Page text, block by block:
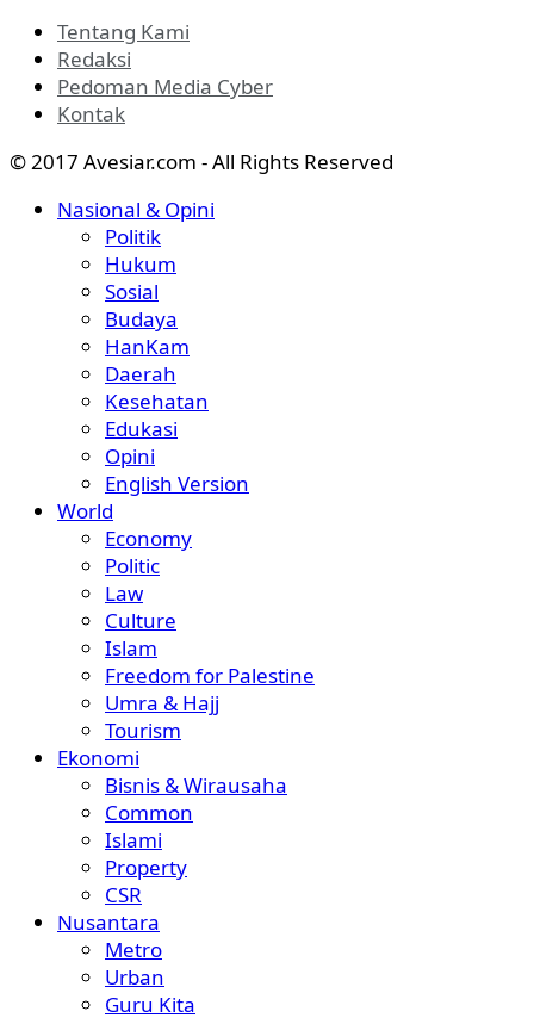
Tentang Kami
Redaksi
Pedoman Media Cyber
Kontak
© 2017 Avesiar.com - All Rights Reserved
Nasional & Opini
Politik
Hukum
Sosial
Budaya
HanKam
Daerah
Kesehatan
Edukasi
Opini
English Version
World
Economy
Politic
Law
Culture
Islam
Freedom for Palestine
Umra & Hajj
Tourism
Ekonomi
Bisnis & Wirausaha
Common
Islami
Property
CSR
Nusantara
Metro
Urban
Guru Kita